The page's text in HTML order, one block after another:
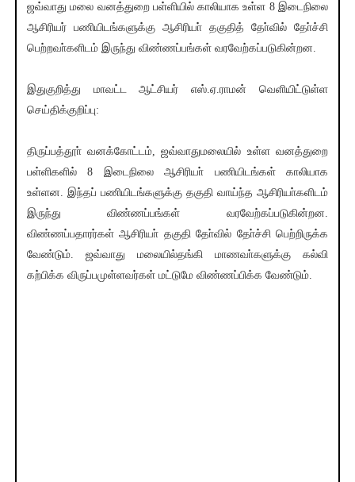
ஜவ்வாது மலை வனத்துறை பள்ளியில் காலியாக உள்ள 8 இடைநிலை
ஆசிரியர் பணியிடங்களுக்கு ஆசிரியா் தகுதித் தோ்வில் தோ்ச்சி
பெற்றவா்களிடம் இருந்து விண்ணப்பங்கள் வரவேற்கப்படுகின்றன.
இதுகுறித்து மாவட்ட ஆட்சியர் எஸ்.ஏ.ராமன் வெளியிட்டுள்ள
செய்திக்குறிப்பு:
திருப்பத்தூா் வனக்கோட்டம், ஜவ்வாதுமலையில் உள்ள வனத்துறை
பள்ளிகளில் 8 இடைநிலை ஆசிரியா் பணியிடங்கள் காலியாக
உள்ளன. இந்தப் பணியிடங்களுக்கு தகுதி வாய்ந்த ஆசிரியா்களிடம்
இருந்து விண்ணப்பங்கள் வரவேற்கப்படுகின்றன.
விண்ணப்பதாரர்கள் ஆசிரியா் தகுதி தோ்வில் தோ்ச்சி பெற்றிருக்க
வேண்டும். ஜவ்வாது மலையில்தங்கி மாணவா்களுக்கு கல்வி
கற்பிக்க விருப்பமுள்ளவர்கள் மட்டுமே விண்ணப்பிக்க வேண்டும்.